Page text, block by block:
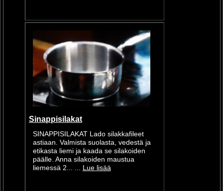
Sinappisilakat
SINAPPISILAKAT Lado silakkafileet
astiaan. Valmista suolasta, vedestä ja
etikasta liemi ja kaada se silakoiden
päälle. Anna silakoiden maustua
liemessä 2... ...
Lue lisää